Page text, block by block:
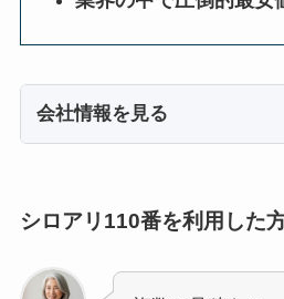
会社情報を見る
シロアリ110番を利用した